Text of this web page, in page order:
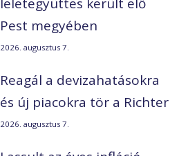
Pest megyében
2026. augusztus 7.
Reagál a devizahatásokra
és új piacokra tör a Richter
2026. augusztus 7.